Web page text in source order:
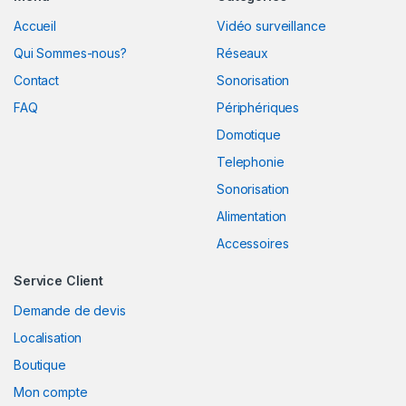
C
Accueil
Qui Sommes-nous?
Contact
FAQ
Vidéo surveillance
Réseaux
Sonorisation
Périphériques
Domotique
Telephonie
Sonorisation
Alimentation
Accessoires
Service Client
Demande de devis
Localisation
Boutique
Mon compte